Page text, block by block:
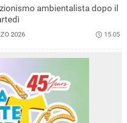
ambientalista dopo il
2026
15.05